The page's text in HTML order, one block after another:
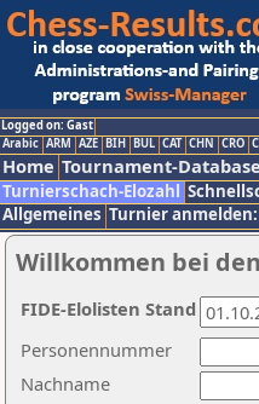
Logged on: Gast
Arabic ARM AZE BIH BUL CAT CHN CRO
Home Tournament-Database
Turnierschach-Elozahl
Allgemeines Turnier anmelden:
Willkommen bei
Nachname
Personennummer
FIDE-Elolisten Stand